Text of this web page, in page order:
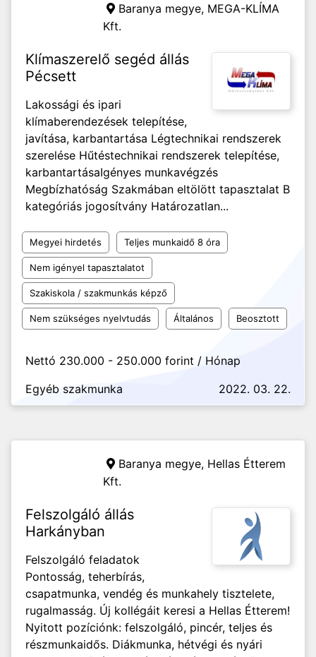
Baranya megye, MEGA-KLÍMA
Kft.
Klímaszerelő segéd állás
Pécsett
Lakossági és ipari
klímaberendezések telepítése,
javítása, karbantartása Légtechnikai rendszerek
szerelése Hűtéstechnikai rendszerek telepítése,
karbantartása ​​​​​​Igényes munkavégzés
Megbízhatóság Szakmában eltölött tapasztalat B
kategóriás jogosítvány Határozatlan...
Megyei hirdetés Teljes munkaidő 8 óra
Nem igényel tapasztalatot
Szakiskola / szakmunkás képző
Nem szükséges nyelvtudás Általános Beosztott
Nettó 230.000 - 250.000 forint / Hónap
Egyéb szakmunka
2022. 03. 22.
Baranya megye, Hellas Étterem
Kft.
Felszolgáló állás
Harkányban
Felszolgáló feladatok
Pontosság, teherbírás,
csapatmunka, vendég és munkahely tisztelete,
rugalmasság. Új kollégáit keresi a Hellas Étterem!
Nyitott pozíciónk: felszolgáló, pincér, teljes és
részmunkaidős. Diákmunka, hétvégi és nyári